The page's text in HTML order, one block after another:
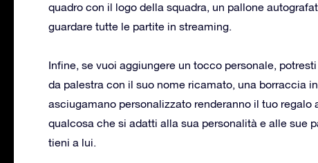
quadro con il logo della squadra, un pallone
guardare tutte le partite in streaming.
Infine, se vuoi aggiungere un tocco personale,
da palestra con il suo nome ricamato, una borraccia
asciugamano personalizzato renderanno il tuo regalo
qualcosa che si adatti alla sua personalità e alle sue
tieni a lui.